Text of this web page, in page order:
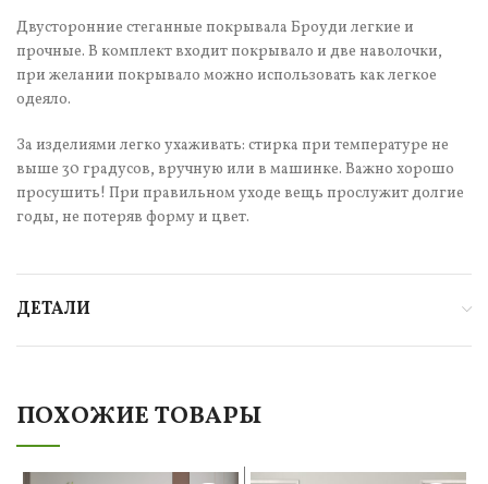
Двусторонние стеганные покрывала Броуди легкие и
прочные. В комплект входит покрывало и две наволочки,
при желании покрывало можно использовать как легкое
одеяло.
За изделиями легко ухаживать: стирка при температуре не
выше 30 градусов, вручную или в машинке. Важно хорошо
просушить! При правильном уходе вещь прослужит долгие
годы, не потеряв форму и цвет.
ДЕТАЛИ
ПОХОЖИЕ ТОВАРЫ